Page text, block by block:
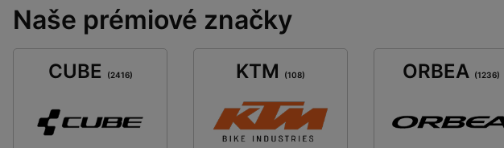
Naše prémiové značky
CUBE (2416) KTM (108) ORBEA (1236)